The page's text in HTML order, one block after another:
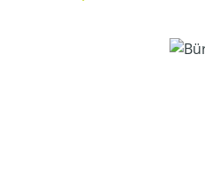
Bildergalerie überspringen